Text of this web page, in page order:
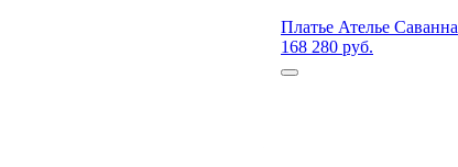
Платье Ателье Саванна
168 280 руб.